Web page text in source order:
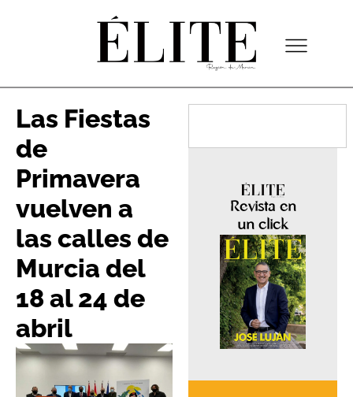
Las Fiestas
de
Primavera
vuelven a
las calles de
Murcia del
18 al 24 de
abril
Revista en
un click